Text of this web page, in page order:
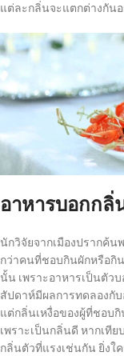
แต่ละกลิ่นจะแตกต่างกัน
อาหารบอกกลิ่
นักวิจัยจากเมืองปรากค้
กว่าคนที่ชอบกินผักหรือกิ
นั้น เพราะอาหารเป็นตัว
สัปดาห์มีผลการทดลองกั
แต่กลิ่นเหงื่อของผู้ที่ชอบ
เพราะเป็นกลิ่นดี หากเที
กลิ่นตัวที่แรงเช่นกัน ยิ่งใ